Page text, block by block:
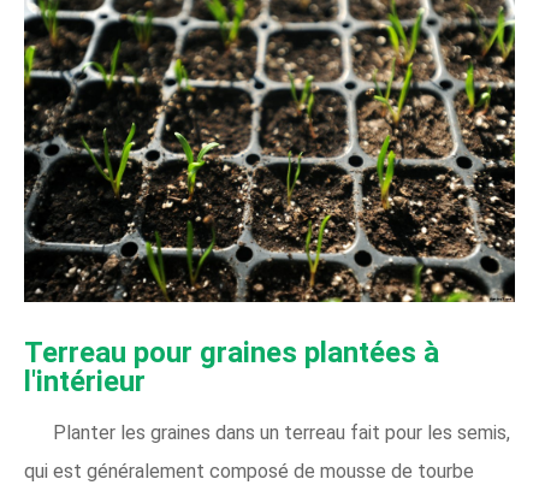
Terreau pour graines plantées à
l'intérieur
Planter les graines dans un terreau fait pour les semis,
qui est généralement composé de mousse de tourbe